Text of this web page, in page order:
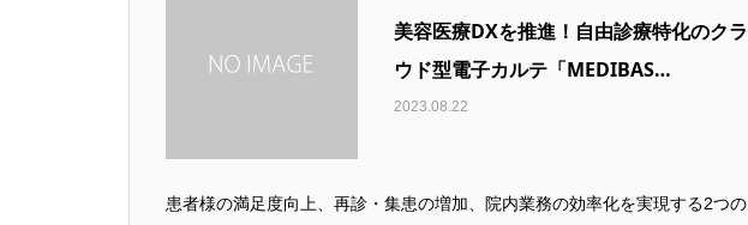
美容医療DXを推進！自由診療特化のクラ
ウド型電子カルテ「MEDIBAS…
2023.08.22
患者様の満足度向上、再診・集患の増加、院内業務の効率化を実現する2つの